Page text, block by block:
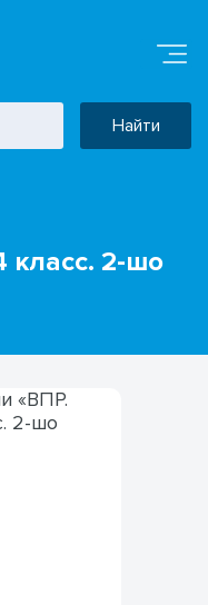
Найти
2-шо